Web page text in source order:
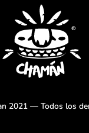
2021 — Todos los